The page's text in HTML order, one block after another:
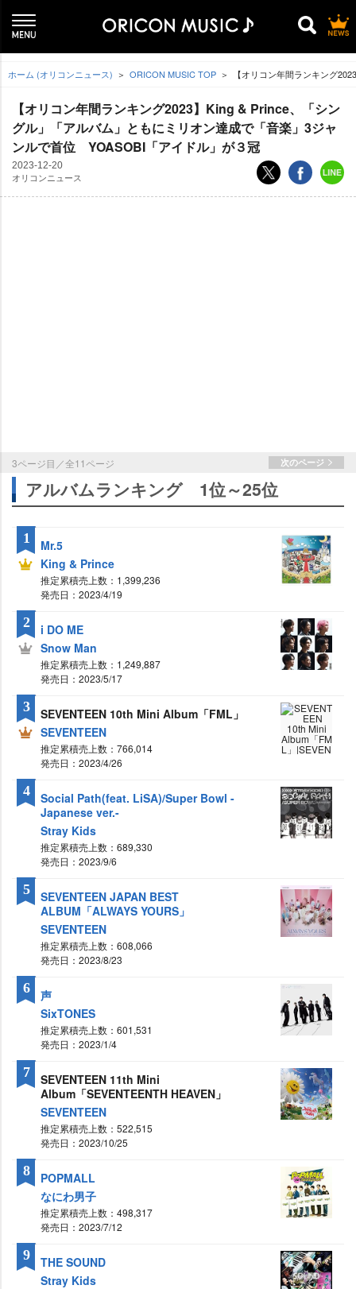
ホーム (オリコンニュース) ORICON MUSIC TOP 【オリコン年間ランキング
【オリコン年間ランキング2023】King & Prince、「シン
グル」「アルバム」ともにミリオン達成で「音楽」3ジャ
ンルで首位 YOASOBI「アイドル」が３冠
2023-12-20
オリコンニュース
3ページ目／全11ページ 次のページ
アルバムランキング 1位～25位
Mr.5
King & Prince
推定累積売上数：1,399,236
発売日：2023/4/19
1
i DO ME
Snow Man
推定累積売上数：1,249,887
発売日：2023/5/17
2
SEVENTEEN 10th Mini Album「FML」
SEVENTEEN
推定累積売上数：766,014
発売日：2023/4/26
3
Social Path(feat. LiSA)/Super Bowl -
Japanese ver.-
Stray Kids
推定累積売上数：689,330
発売日：2023/9/6
4
SEVENTEEN JAPAN BEST
ALBUM「ALWAYS YOURS」
SEVENTEEN
推定累積売上数：608,066
発売日：2023/8/23
5
声
SixTONES
推定累積売上数：601,531
発売日：2023/1/4
6
SEVENTEEN 11th Mini
Album「SEVENTEENTH HEAVEN」
SEVENTEEN
推定累積売上数：522,515
発売日：2023/10/25
7
POPMALL
なにわ男子
推定累積売上数：498,317
発売日：2023/7/12
8
THE SOUND
Stray Kids
9